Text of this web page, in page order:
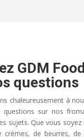
GDM
questions
chaleureusement à
sur nos
sujets. Que vous soyez
crèmes, de beurres,